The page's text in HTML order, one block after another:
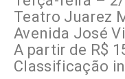
Teatro Juarez
Avenida José
A partir de R$
Classificação